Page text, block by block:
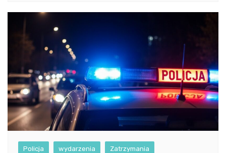
Policja wydarzenia Zatrzymania